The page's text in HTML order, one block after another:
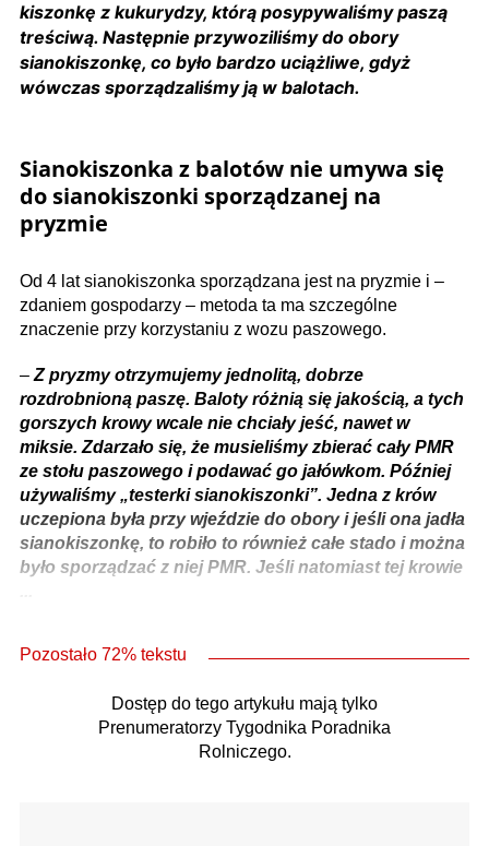
kiszonkę z kukurydzy, którą posypywaliśmy paszą
treściwą. Następnie przywoziliśmy do obory
sianokiszonkę, co było bardzo uciążliwe, gdyż
wówczas sporządzaliśmy ją w balotach.
Sianokiszonka z balotów nie umywa się
do sianokiszonki sporządzanej na
pryzmie
Od 4 lat sianokiszonka sporządzana jest na pryzmie i –
zdaniem gospodarzy – metoda ta ma szczególne
znaczenie przy korzystaniu z wozu paszowego.
– Z pryzmy otrzymujemy jednolitą, dobrze
rozdrobnioną paszę. Baloty różnią się jakością, a tych
gorszych krowy wcale nie chciały jeść, nawet w
miksie. Zdarzało się, że musieliśmy zbierać cały PMR
ze stołu paszowego i podawać go jałówkom. Później
używaliśmy „testerki sianokiszonki”. Jedna z krów
uczepiona była przy wjeździe do obory i jeśli ona jadła
sianokiszonkę, to robiło to również całe stado i można
było sporządzać z niej PMR. Jeśli natomiast tej krowie
Pozostało 72% tekstu
Dostęp do tego artykułu mają tylko
Prenumeratorzy Tygodnika Poradnika
Rolniczego.